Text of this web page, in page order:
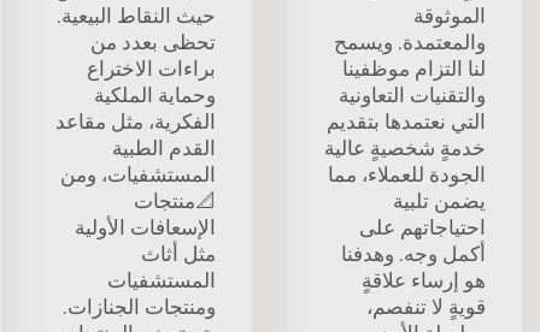
الموثوقة
والمعتمدة. ويسمح
لنا التزام موظفينا
والتقنيات التعاونية
التي نعتمدها بتقديم
خدمةٍ شخصيةٍ عالية
الجودة للعملاء، مما
يضمن تلبية
احتياجاتهم على
أكمل وجه. وهدفنا
هو إرساء علاقةٍ
قويةٍ لا تنفصم،
حيث النقاط البيعية.
تحظى بعدد من
براءات الاختراع
وحماية الملكية
الفكرية، مثل مقاعد
القدم الطبية
المستشفيات، ومن
📐منتجات
الإسعافات الأولية
مثل أثاث
المستشفيات
ومنتجات الجنازات.